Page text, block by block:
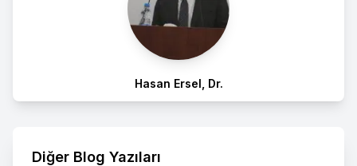
Hasan Ersel, Dr.
Diğer Blog Yazıları